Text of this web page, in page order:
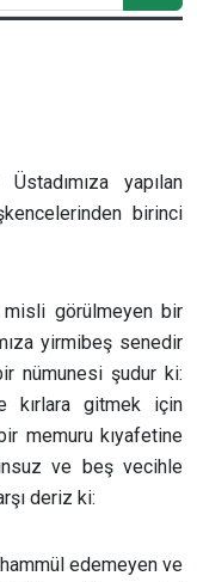
yapılan
birinci
misli görülmeyen bir
yirmibeş senedir
nümunesi şudur ki:
kırlara gitmek için
memuru kıyafetine
ve beş vecihle
deriz ki:
edemeyen ve